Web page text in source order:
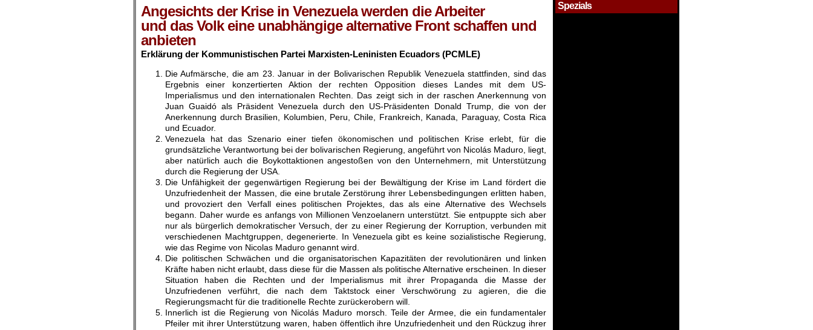
Angesichts der Krise in Venezuela werden die Arbeiter
und das Volk eine unabhängige alternative Front schaffen und
anbieten
Erklärung der Kommunistischen Partei Marxisten-Leninisten Ecuadors (PCMLE)
Die Aufmärsche, die am 23. Januar in der Bolivarischen Republik Venezuela stattfinden, sind das
Ergebnis einer konzertierten Aktion der rechten Opposition dieses Landes mit dem US-
Imperialismus und den internationalen Rechten. Das zeigt sich in der raschen Anerkennung von
Juan Guaidó als Präsident Venezuela durch den US-Präsidenten Donald Trump, die von der
Anerkennung durch Brasilien, Kolumbien, Peru, Chile, Frankreich, Kanada, Paraguay, Costa Rica
und Ecuador.
Venezuela hat das Szenario einer tiefen ökonomischen und politischen Krise erlebt, für die
grundsätzliche Verantwortung bei der bolivarischen Regierung, angeführt von Nicolás Maduro, liegt,
aber natürlich auch die Boykottaktionen angestoßen von den Unternehmern, mit Unterstützung
durch die Regierung der USA.
Die Unfähigkeit der gegenwärtigen Regierung bei der Bewältigung der Krise im Land fördert die
Unzufriedenheit der Massen, die eine brutale Zerstörung ihrer Lebensbedingungen erlitten haben,
und provoziert den Verfall eines politischen Projektes, das als eine Alternative des Wechsels
begann. Daher wurde es anfangs von Millionen Venzoelanern unterstützt. Sie entpuppte sich aber
nur als bürgerlich demokratischer Versuch, der zu einer Regierung der Korruption, verbunden mit
verschiedenen Machtgruppen, degenerierte. In Venezuela gibt es keine sozialistische Regierung,
wie das Regime von Nicolas Maduro genannt wird.
Die politischen Schwächen und die organisatorischen Kapazitäten der revolutionären und linken
Kräfte haben nicht erlaubt, dass diese für die Massen als politische Alternative erscheinen. In dieser
Situation haben die Rechten und der Imperialismus mit ihrer Propaganda die Masse der
Unzufriedenen verführt, die nach dem Taktstock einer Verschwörung zu agieren, die die
Regierungsmacht für die traditionelle Rechte zurückerobern will.
Innerlich ist die Regierung von Nicolás Maduro morsch. Teile der Armee, die ein fundamentaler
Pfeiler mit ihrer Unterstützung waren, haben öffentlich ihre Unzufriedenheit und den Rückzug ihrer
Spezials